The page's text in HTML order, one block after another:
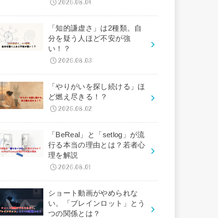
2026.08.04
「知的謙虚さ」は2種類。自
分を疑う人ほど不安が強
い！？
2026.08.03
「やりがいを探し続ける」ほ
ど燃え尽きる！？
2026.08.02
「BeReal」と「setlog」が流
行る本当の理由とは？若者心
理を解説
2026.08.01
ショート動画がやめられな
い。「ブレインロット」とう
つの関係とは？